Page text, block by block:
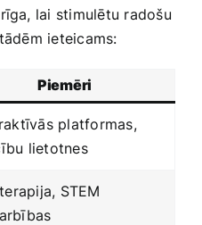
lai stimulētu‌ radošu
ieteicams:
Piemēri
platformas,
lietotnes
STEM